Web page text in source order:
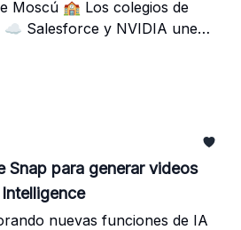
en IA
Moscú 🏫 Los colegios de
☁️ Salesforce y NVIDIA unen
Snap para generar videos
nuevas funciones de IA